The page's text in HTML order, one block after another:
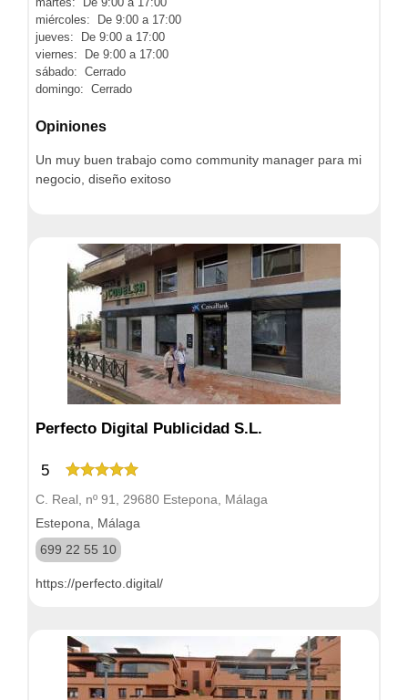
miércoles: De 9:00 a 17:00
jueves: De 9:00 a 17:00
viernes: De 9:00 a 17:00
sábado: Cerrado
domingo: Cerrado
Opiniones
Un muy buen trabajo como community manager para mi
negocio, diseño exitoso
Perfecto Digital Publicidad S.L.
5
C. Real, nº 91, 29680 Estepona, Málaga
Estepona, Málaga
699 22 55 10
https://perfecto.digital/